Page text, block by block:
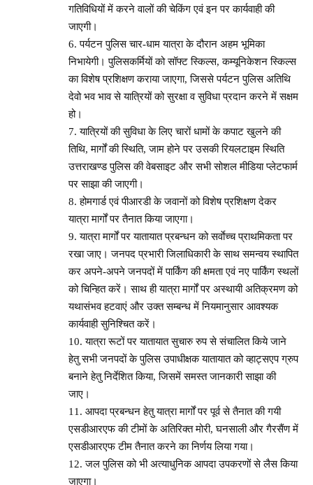
गतिविधियों में करने वालों की चेकिंग एवं इन पर कार्यवाही की
जाएगी।
6. पर्यटन पुलिस चार-धाम यात्रा के दौरान अहम भूमिका
निभायेगी। पुलिसकर्मियों को सॉफ्ट स्किल्स, कम्यूनिकेशन स्किल्स
का विशेष प्रशिक्षण कराया जाएगा, जिससे पर्यटन पुलिस अतिथि
देवो भव भाव से यात्रियों को सुरक्षा व सुविधा प्रदान करने में सक्षम
हो।
7. यात्रियों की सुविधा के लिए चारों धामों के कपाट खुलने की
तिथि, मार्गों की स्थिति, जाम होने पर उसकी रियलटाइम स्थिति
उत्तराखण्ड पुलिस की वेबसाइट और सभी सोशल मीडिया प्लेटफार्म
पर साझा की जाएगी।
8. होमगार्ड एवं पीआरडी के जवानों को विशेष प्रशिक्षण देकर
यात्रा मार्गों पर तैनात किया जाएगा।
9. यात्रा मार्गों पर यातायात प्रबन्धन को सर्वाेच्च प्राथमिकता पर
रखा जाए। जनपद प्रभारी जिलाधिकारी के साथ समन्वय स्थापित
कर अपने-अपने जनपदों में पार्किंग की क्षमता एवं नए पार्किंग स्थलों
को चिन्हित करें। साथ ही यात्रा मार्गों पर अस्थायी अतिक्रमण को
यथासंभव हटवाएं और उक्त सम्बन्ध में नियमानुसार आवश्यक
कार्यवाही सुनिश्चित करें।
10. यात्रा रूटों पर यातायात सुचारु रुप से संचालित किये जाने
हेतु सभी जनपदों के पुलिस उपाधीक्षक यातायात को व्हाट्सएप ग्रुप
बनाने हेतु निर्देशित किया, जिसमें समस्त जानकारी साझा की
जाए।
11. आपदा प्रबन्धन हेतु यात्रा मार्गों पर पूर्व से तैनात की गयी
एसडीआरएफ की टीमों के अतिरिक्त मोरी, घनसाली और गैरसैंण में
एसडीआरएफ टीम तैनात करने का निर्णय लिया गया।
12. जल पुलिस को भी अत्याधुनिक आपदा उपकरणों से लैस किया
जाएगा।